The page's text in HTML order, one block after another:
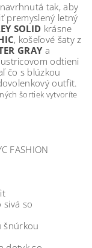
tak, aby
premyslený letný
SOLID krásne
, košeľové šaty z
GRAY a
odtieni
čo s blúzkou
outfit.
šortiek vytvoríte
FASHION
sivá so
šnúrkou